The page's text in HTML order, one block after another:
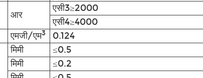
आर
एसी3≥2000
एसी4≥4000
एमजी/एम3
0.124
मिमी
≤0.5
मिमी
≤0.2